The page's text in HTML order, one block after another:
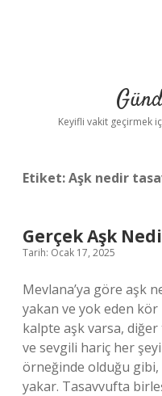
Keyifli vakit geçirmek
Etiket:Aşk nedir
Gerçek Aşk
Tarih: Ocak 17, 2025
Mevlana’ya göre aşk
yakan ve yok eden
kalpte aşk varsa,
ve sevgili hariç her
örneğinde olduğu
yakar. Tasavvufta